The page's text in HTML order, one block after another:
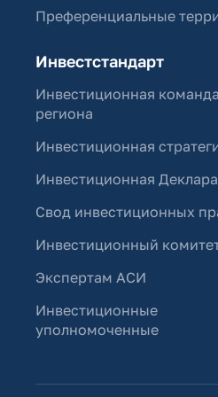
Преференциальные
Инвестстандарт
Инвестиционная команда
региона
Инвестиционная
Инвестиционная
Свод инвестиционных
Инвестиционный
Экспертам АСИ
Инвестиционные
уполномоченные